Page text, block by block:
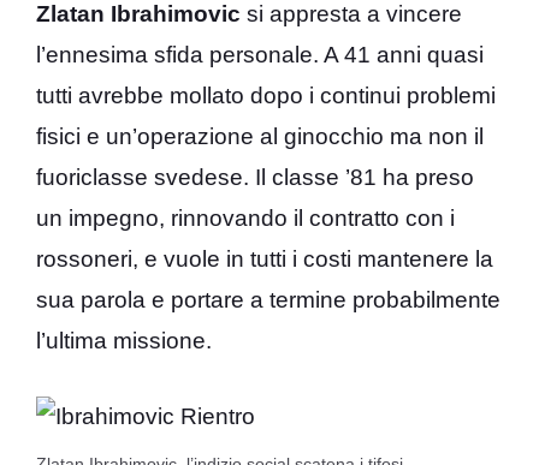
Zlatan Ibrahimovic si appresta a vincere
l’ennesima sfida personale. A 41 anni quasi
tutti avrebbe mollato dopo i continui problemi
fisici e un’operazione al ginocchio ma non il
fuoriclasse svedese. Il classe ’81 ha preso
un impegno, rinnovando il contratto con i
rossoneri, e vuole in tutti i costi mantenere la
sua parola e portare a termine probabilmente
l’ultima missione.